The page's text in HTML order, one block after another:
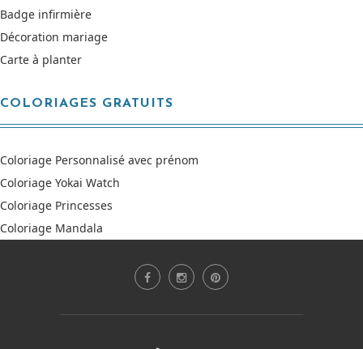
Badge infirmière
Décoration mariage
Carte à planter
COLORIAGES GRATUITS
Coloriage Personnalisé avec prénom
Coloriage Yokai Watch
Coloriage Princesses
Coloriage Mandala